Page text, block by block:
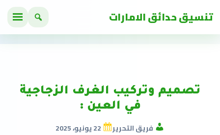
تنسيق حدائق الامارات
تصميم وتركيب الغرف الزجاجية
في العين :
فريق التحرير